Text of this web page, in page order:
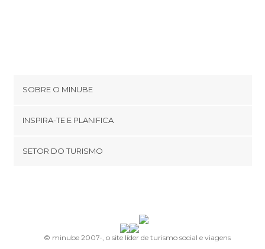
SOBRE O MINUBE
Términos e Condições
INSPIRA-TE E PLANIFICA
SETOR DO TURISMO
© minube 2007-, o site líder de turismo social e viagens